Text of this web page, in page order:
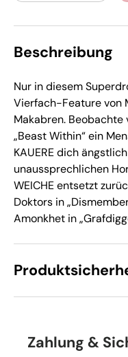
Beschreibung
Nur in diesem
Vierfach-Feature von
Makabren. Beobachte
„Beast Within“ ein
KAUERE dich
unaussprechlichen
WEICHE entsetzt
Doktors in
Amonkhet in
Zahlung &